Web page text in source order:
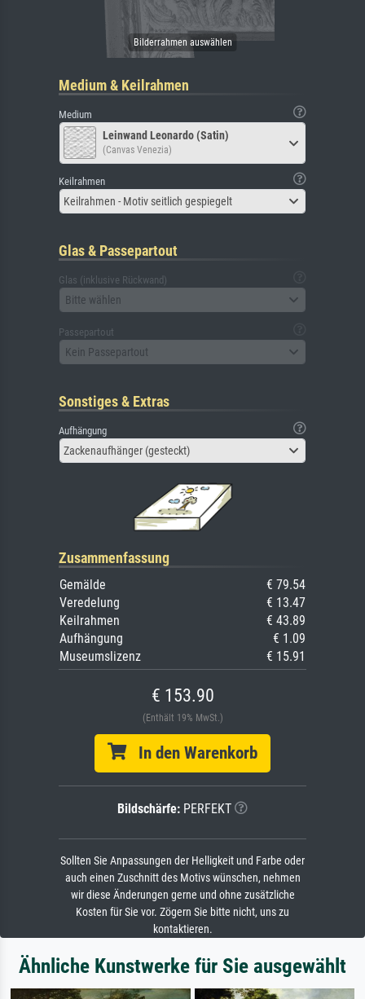
Medium & Keilrahmen
Medium
Leinwand Leonardo (Satin)
(Canvas Venezia)
Keilrahmen
Keilrahmen - Motiv seitlich gespiegelt
Glas & Passepartout
Glas (inklusive Rückwand)
Bitte wählen
Passepartout
Kein Passepartout
Sonstiges & Extras
Aufhängung
Zackenaufhänger (gesteckt)
Zusammenfassung
Gemälde
€ 79.54
Veredelung
€ 13.47
Keilrahmen
€ 43.89
Aufhängung
€ 1.09
Museumslizenz
€ 15.91
€ 153.90
(Enthält 19% MwSt.)
In den Warenkorb
Bildschärfe: PERFEKT
Sollten Sie Anpassungen der Helligkeit und Farbe oder
auch einen Zuschnitt des Motivs wünschen, nehmen
wir diese Änderungen gerne und ohne zusätzliche
Kosten für Sie vor. Zögern Sie bitte nicht, uns zu
kontaktieren.
Ähnliche Kunstwerke für Sie ausgewählt